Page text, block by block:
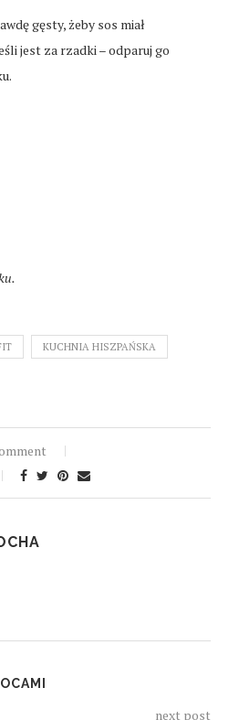
gęsty, żeby sos miał
jest za rzadki – odparuj go
KUCHNIA HISZPAŃSKA
next post